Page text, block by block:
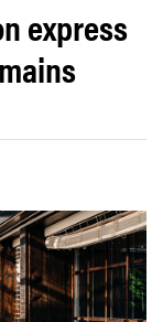
express